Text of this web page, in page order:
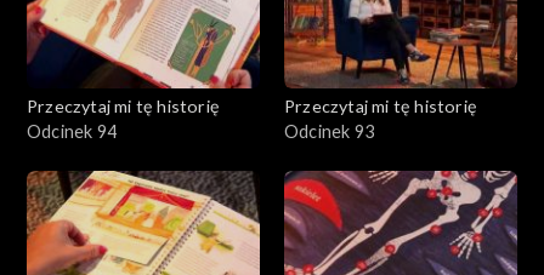
Przeczytaj mi tę historię
Odcinek 94
Przeczytaj mi tę historię
Odcinek 93